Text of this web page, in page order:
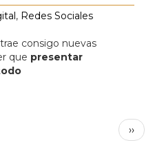
, Redes Sociales
consigo nuevas
que presentar
››